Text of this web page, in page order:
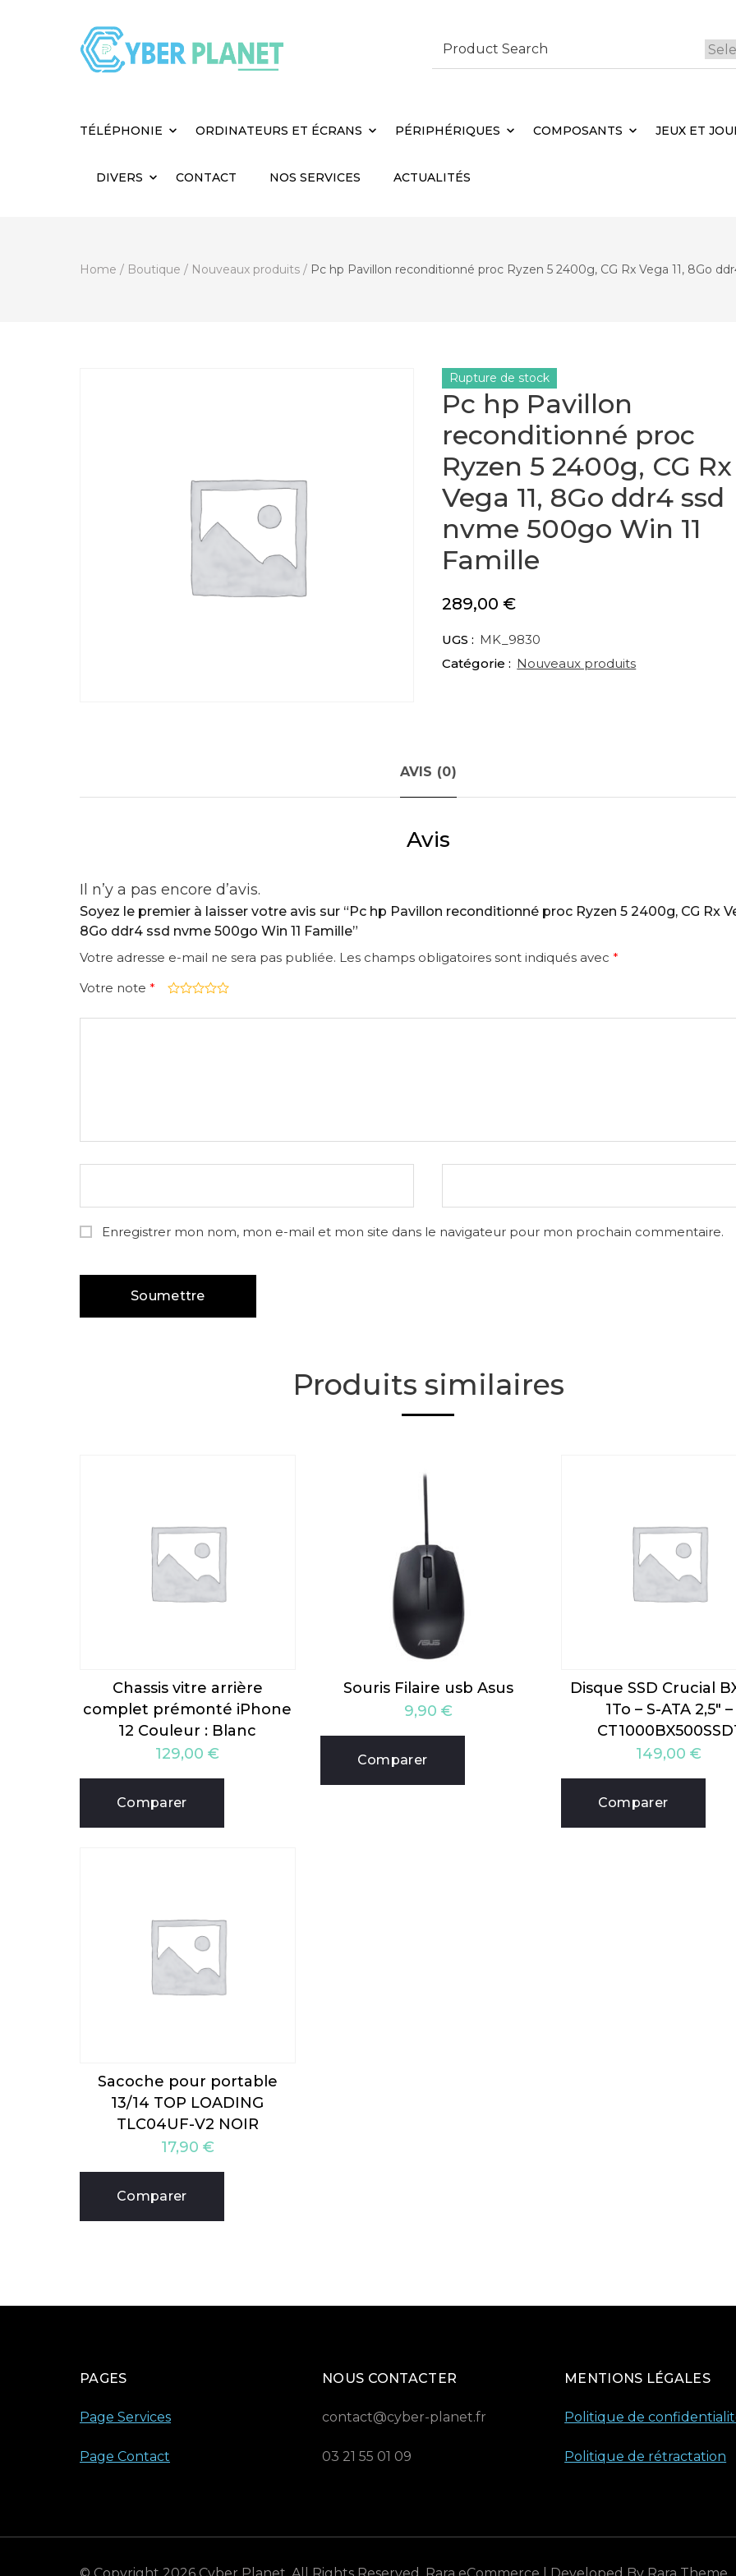
Search
for:
TÉLÉPHONIE ORDINATEURS ET ÉCRANS PÉRIPHÉRIQUES COMPOSANTS JEUX ET
DIVERS CONTACT NOS SERVICES ACTUALITÉS
Home / Boutique / Nouveaux produits / Pc hp Pavillon reconditionné proc Ryzen 5 2400g, CG Rx Vega 11, 8Go
Pc hp Pavillon
reconditionné proc
Ryzen 5 2400g, CG Rx
Vega 11, 8Go ddr4 ssd
nvme 500go Win 11
Famille
289,00 €
Rupture de stock
UGS : MK_9830
Catégorie : Nouveaux produits
AVIS (0)
Avis
Il n’y a pas encore d’avis.
Soyez le premier à laisser votre avis sur “Pc hp Pavillon reconditionné proc Ryzen 5 2400g, CG Rx
8Go ddr4 ssd nvme 500go Win 11 Famille”
Votre adresse e-mail ne sera pas publiée. Les champs obligatoires sont indiqués avec *
Votre note *
Enregistrer mon nom, mon e-mail et mon site dans le navigateur pour mon prochain commentaire.
Produits similaires
Chassis vitre arrière
complet prémonté iPhone
12 Couleur : Blanc
129,00€
Comparer
Souris Filaire usb Asus
9,90 €
Comparer
Disque SSD Crucial
1To – S-ATA 2,5″ –
149,00€
Comparer
Sacoche pour portable
13/14 TOP LOADING
TLC04UF-V2 NOIR
17,90 €
Comparer
PAGES
Page Services
Page Contact
NOUS CONTACTER
contact@cyber-planet.fr
03 21 55 01 09
MENTIONS LÉGALES
Politique de
Politique de rétractation